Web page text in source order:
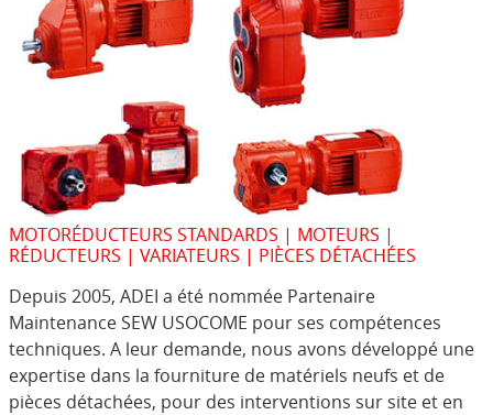
MOTORÉDUCTEURS STANDARDS | MOTEURS |
RÉDUCTEURS | VARIATEURS | PIÈCES DÉTACHÉES
Depuis 2005, ADEI a été nommée Partenaire
Maintenance SEW USOCOME pour ses compétences
techniques. A leur demande, nous avons développé une
expertise dans la fourniture de matériels neufs et de
pièces détachées, pour des interventions sur site et en